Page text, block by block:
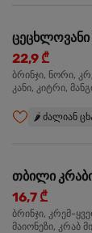
22,9 ₾
ბრინჯი, ნორი,
კანი, კიტრი,
🌶️ ძალიან
თბილი
16,7 ₾
ბრინჯი, კრემ-
მაიონეზი, კრაბ